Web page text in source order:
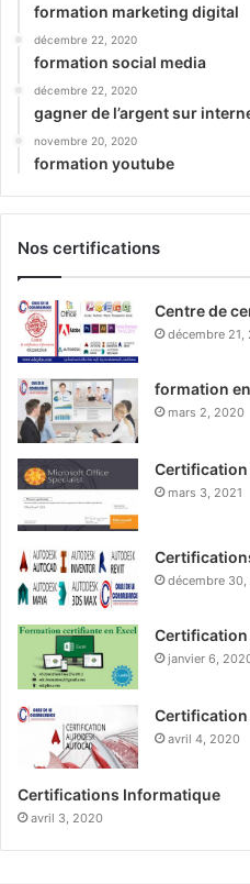
formation marketing digital
décembre 22, 2020
formation social media
décembre 22, 2020
gagner de l’argent sur
novembre 20, 2020
formation youtube
Nos certifications
Centre de
décembre 21,
formation
mars 2, 2020
mars 3, 2021
décembre 30,
Certification
janvier 6,
Certification
avril 4, 2020
Certifications Informatique
avril 3, 2020